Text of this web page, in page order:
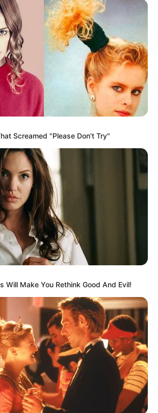
kam menduar për Interin, pasi jam
Jam i dashuruar pas klubit dhe tifozët.
më të mirën në çdo mundësi që më jepet
ekipin në arritjen e objektivave”.
ME SPALETIN – “Çdo gjë mes nesh
është sqaruar. I shpjegova që
lojtar dhe jemi një familje shumë e
im bëri gabim me atë çfarë shkruajti në
të fundit ai është njeri. Ai thjesht reagoi
po stërvitem dhe po pres momentin
ME ARGJENTINËN –“Sfida ime
të mirën në mundësitë që më jepen.
Argjentinën, ka ndeshje më me shumë
përgatitje shumë. Duhet të stërvitesh
i lihet në dorë fatit.”
Screamed "Please Don't Try"
Will Make You Rethink Good And Evil!